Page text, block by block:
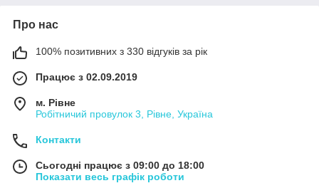
Про нас
100% позитивних з 330 відгуків за рік
Працює з 02.09.2019
м. Рівне
Робітничий провулок 3, Рівне, Україна
Контакти
Сьогодні працює з 09:00 до 18:00
Показати весь графік роботи